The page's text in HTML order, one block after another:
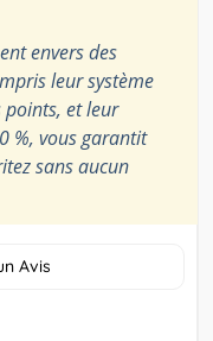
envers des
leur système
points, et leur
%, vous garantit
sans aucun
Avis